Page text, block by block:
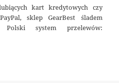
kart kredytowych czy
sklep GearBest śladem
Polski system przelewów:
z Przelewy24